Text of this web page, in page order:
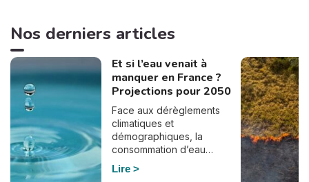
Nos derniers articles
Et si l’eau venait à
manquer en France ?
Projections pour 2050
Face aux dérèglements
climatiques et
démographiques, la
consommation d’eau
pourrait bien doubler en
France d’ici à 2050. En
Lire